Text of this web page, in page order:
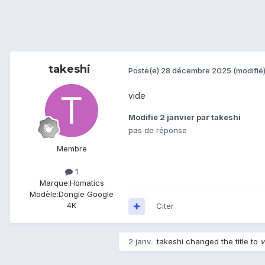
takeshi
Membre
1
Marque:Homatics
Modèle:Dongle Google
4K
Posté(e) 28 décembre 2025 (modifié)
vide
Modifié 2 janvier par takeshi
pas de réponse
Citer
2 janv. takeshi changed the title to